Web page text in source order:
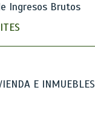
Ingresos Brutos
E INMUEBLES